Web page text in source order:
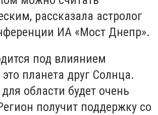
рассказала астролог
ИА «Мост Днепр».
под влиянием
планета друг Солнца.
области будет очень
получит поддержку со